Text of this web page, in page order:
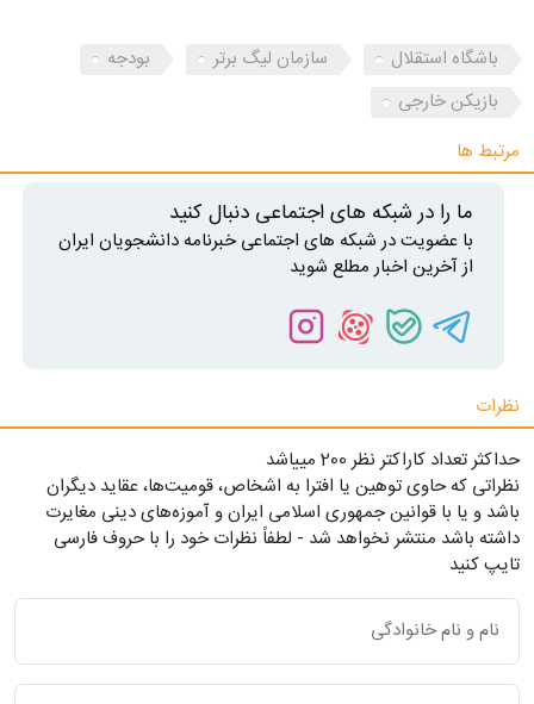
باشگاه استقلال سازمان لیگ برتر
بودجه
بازیکن خارجی
مرتبط ها
ما را در شبکه های اجتماعی دنبال کنید
با عضویت در شبکه های اجتماعی خبرنامه دانشجویان ایران
از آخرین اخبار مطلع شوید
نظرات
حداکثر تعداد کاراکتر نظر 200 ميياشد
نظراتی که حاوی توهین یا افترا به اشخاص، قومیت‌ها، عقاید دیگران
باشد و یا با قوانین جمهوری اسلامی ایران و آموزه‌های دینی مغایرت
داشته باشد منتشر نخواهد شد - لطفاً نظرات خود را با حروف فارسی
تایپ کنید